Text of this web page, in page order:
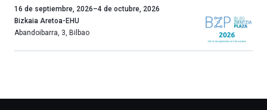
Un
año
más,
16 de septiembre, 2026–4 de octubre, 2026
Bizkaia Aretoa-EHU
Abandoibarra, 3, Bilbao